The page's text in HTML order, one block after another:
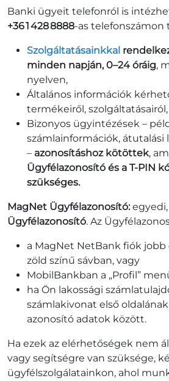
Banki ügyeit telefonról is
+36 1 428 8888‑as
Szolgáltatásainkkal
minden napján, 0–24 óráig,
nyelven,
Általános információk
termékeiről,
Bizonyos ügyintézések –
számlainformációk,
– azonosításhoz kötöttek,
Ügyfélazonosító és a T-PIN
szükséges.
MagNet Ügyfélazonosító:egyedi,
Ügyfélazonosító. Az
a MagNet NetBank fiók jobb
zöld színű sávban, vagy
MobilBankban a „Profil”
ha Ön lakossági
számlakivonat első
azonosító adatok között.
Ha ezek az elérhetőségek nem
vagy segítségre van szüksége,
ügyfélszolgálatainkon, ahol